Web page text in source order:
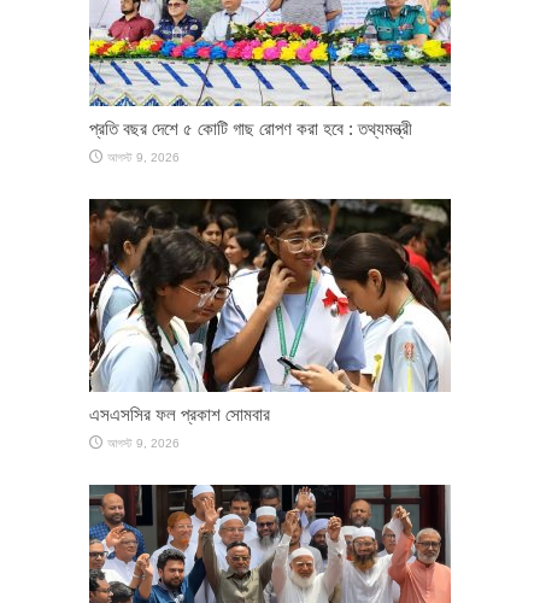
প্রতি বছর দেশে ৫ কোটি গাছ রোপণ করা হবে : তথ্যমন্ত্রী
আগস্ট 9, 2026
এসএসসির ফল প্রকাশ সোমবার
আগস্ট 9, 2026